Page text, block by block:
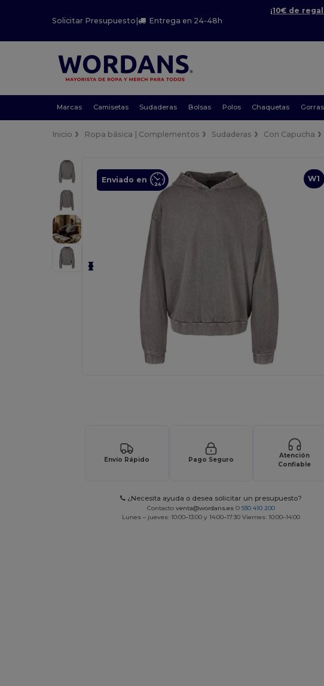
Solicitar Presupuesto | Entrega en 24-48h
¡10€ de
Marcas Camisetas Sudaderas Bolsas Polos Chaquetas Gorras
Inicio Ropa básica | Complementos Sudaderas Con Capucha
W1
Enviado en
Envío Rápido Pago Seguro
Atención
Confiable
¿Necesita ayuda o desea solicitar un presupuesto?
Contacto venta@wordans.es O 930 410 200
Lunes – jueves: 10:00–13:00 y 14:00–17:30 Viernes: 10:00–14:00